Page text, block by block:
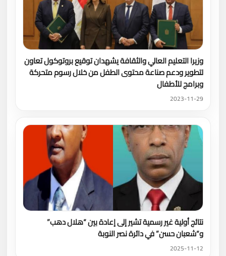
وزيرا التعليم العالي والثقافة يشهدان توقيع بروتوكول تعاون
لتطوير ودعم صناعة محتوى الطفل من خلال رسوم متحركة
وبرامج للأطفال
2023-11-29
نتائج أولية غير رسمية تشير إلى إعادة بين “هلال دهب”
و“شعبان حسن” في دائرة نصر النوبة
2025-11-12